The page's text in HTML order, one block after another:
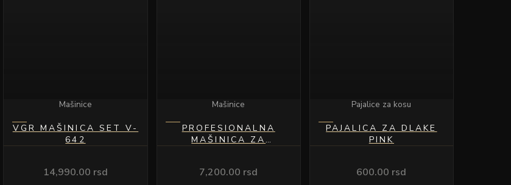
Mašinice
VGR MAŠINICA SET V-
642
14,990.00 rsd
Mašinice
PROFESIONALNA
MAŠINICA ZA
7,200.00 rsd
Pajalice za kosu
PAJALICA ZA DLAKE
PINK
600.00 rsd